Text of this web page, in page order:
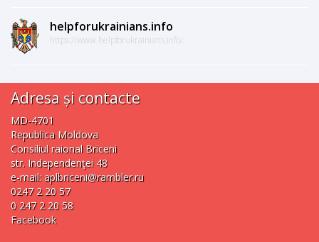
helpforukrainians.info
https://www.helpforukrainians.info/
Adresa și contacte
MD-4701
Republica Moldova
Consiliul raional Briceni
str. Independenţei 48
e-mail: aplbriceni@rambler.ru
0247 2 20 57
0 247 2 20 58
Facebook